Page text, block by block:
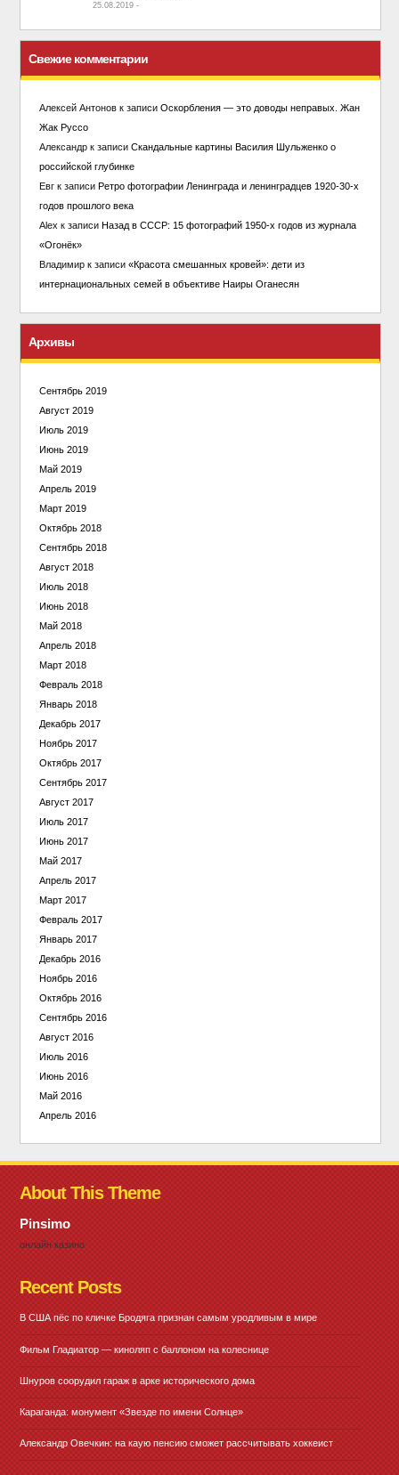
25.08.2019 -
Свежие комментарии
Алексей Антоновк записи Оскорбления — это доводы неправых. Жан
Жак Руссо
Александрк записи Скандальные картины Василия Шульженко о
российской глубинке
Евгк записи Ретро фотографии Ленинграда и ленинградцев 1920-30-х
годов прошлого века
Alexк записи Назад в СССР: 15 фотографий 1950-х годов из журнала
«Огонёк»
Владимирк записи «Красота смешанных кровей»: дети из
интернациональных семей в объективе Наиры Оганесян
Архивы
Сентябрь 2019
Август 2019
Июль 2019
Июнь 2019
Май 2019
Апрель 2019
Март 2019
Октябрь 2018
Сентябрь 2018
Август 2018
Июль 2018
Июнь 2018
Май 2018
Апрель 2018
Март 2018
Февраль 2018
Январь 2018
Декабрь 2017
Ноябрь 2017
Октябрь 2017
Сентябрь 2017
Август 2017
Июль 2017
Июнь 2017
Май 2017
Апрель 2017
Март 2017
Февраль 2017
Январь 2017
Декабрь 2016
Ноябрь 2016
Октябрь 2016
Сентябрь 2016
Август 2016
Июль 2016
Июнь 2016
Май 2016
Апрель 2016
About This Theme
Pinsimo
онлайн казино
Recent Posts
В США пёс по кличке Бродяга признан самым уродливым в мире
Фильм Гладиатор — киноляп с баллоном на колеснице
Шнуров соорудил гараж в арке исторического дома
Караганда: монумент «Звезде по имени Солнце»
Александр Овечкин: на каую пенсию сможет рассчитывать хоккеист